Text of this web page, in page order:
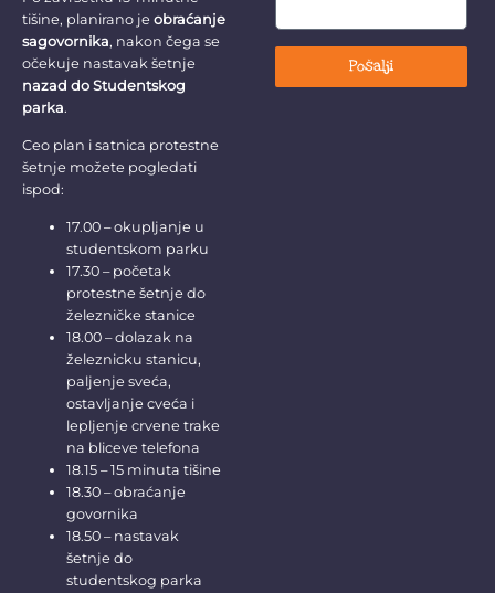
tišine, planirano je obraćanje
sagovornika, nakon čega se
očekuje nastavak šetnje
nazad do Studentskog
parka.
Ceo plan i satnica protestne
šetnje možete pogledati
ispod:
17.00 – okupljanje u
studentskom parku
17.30 – početak
protestne šetnje do
železničke stanice
18.00 – dolazak na
železnicku stanicu,
paljenje sveća,
ostavljanje cveća i
lepljenje crvene trake
na bliceve telefona
18.15 – 15 minuta tišine
18.30 – obraćanje
govornika
18.50 – nastavak
šetnje do
studentskog parka
Pošalji